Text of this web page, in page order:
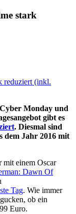
stark
Monday und
gibt es
. Diesmal sind
dem Jahr 2016 mit
mit einem Oscar
Dawn Of
Tag. Wie immer
ob ein
Euro.